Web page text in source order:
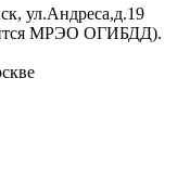
ул.Андреса,д.19
МРЭО ОГИБДД).